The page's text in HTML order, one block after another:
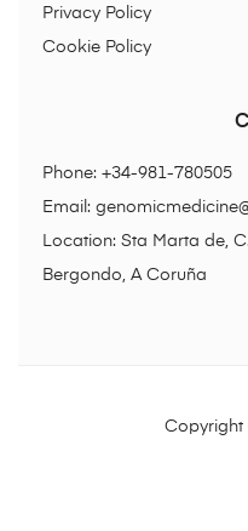
Privacy Policy
Cookie Policy
Phone: +34-981-780505
Email:
Location: Sta Marta de,
Bergondo, A Coruña
Copyright